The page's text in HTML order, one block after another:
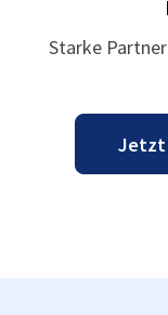
Starke